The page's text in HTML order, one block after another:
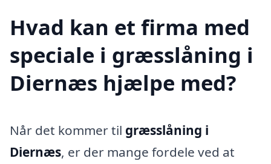
Hvad kan et firma med
speciale i græsslåning i
Diernæs hjælpe med?
Når det kommer til græsslåning i
Diernæs, er der mange fordele ved at